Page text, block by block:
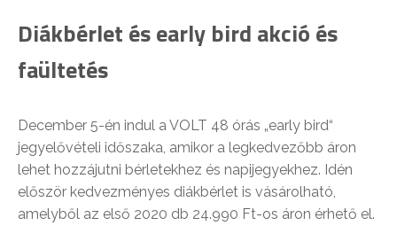
Diákbérlet és early bird akció és
faültetés
December 5-én indul a VOLT 48 órás „early bird“
jegyelővételi időszaka, amikor a legkedvezőbb áron
lehet hozzájutni bérletekhez és napijegyekhez. Idén
először kedvezményes diákbérlet is vásárolható,
amelyből az első 2020 db 24.990 Ft-os áron érhető el.